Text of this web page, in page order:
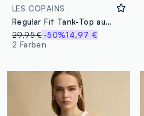
LES COPAINS
Regular Fit Tank-Top aus mehrfarbigem Baumwoll-Mix mit perforierter Textur
29,95 €-50%14,97 €
2 Farben